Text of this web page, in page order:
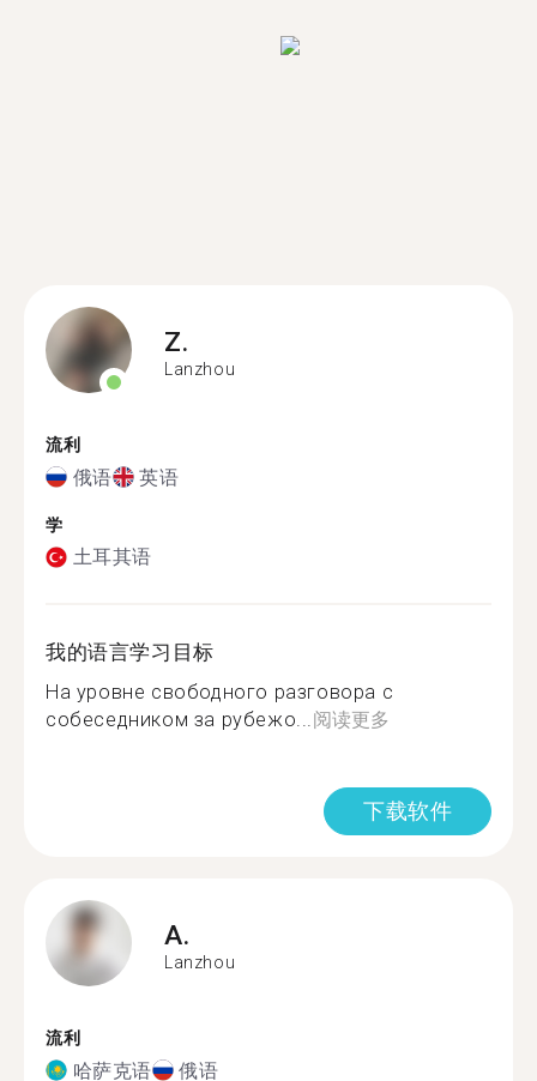
Z.
Lanzhou
流利
俄语 英语
学
土耳其语
我的语言学习目标
На уровне свободного разговора с
собеседником за рубежо...阅读更多
下载软件
A.
Lanzhou
流利
哈萨克语 俄语